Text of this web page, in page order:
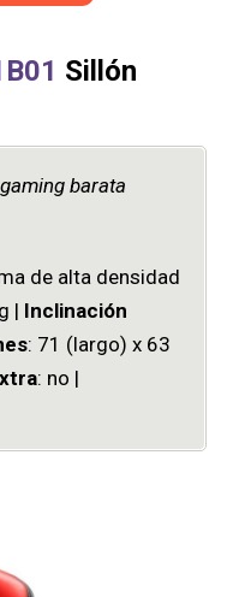
Sillón
barata
de alta densidad
| Inclinación
: ‎71 (largo) x 63
: no |